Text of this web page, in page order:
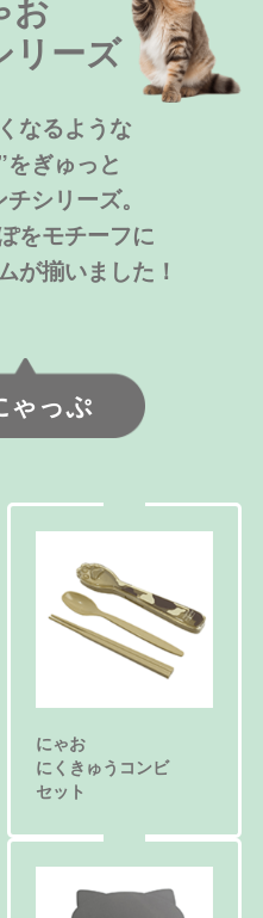
お
リーズ
なるような
ぎゅっと
シリーズ。
をモチーフに
が揃いました！
ゃっぷ
にゃお
にくきゅうコンビ
セット